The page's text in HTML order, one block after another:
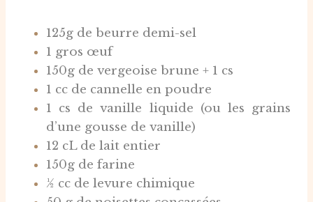
125g de beurre demi-sel
1 gros œuf
150g de vergeoise brune + 1 cs
1 cc de cannelle en poudre
1 cs de vanille liquide (ou les grains
d’une gousse de vanille)
12 cL de lait entier
150g de farine
½ cc de levure chimique